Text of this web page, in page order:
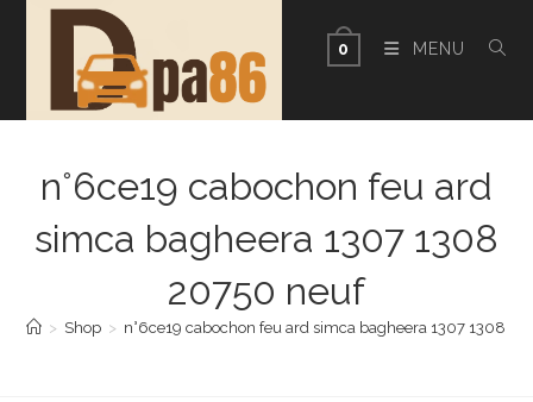
0 MENU
n°6ce19 cabochon feu ard
simca bagheera 1307 1308
20750 neuf
> Shop > n°6ce19 cabochon feu ard simca bagheera 1307 1308